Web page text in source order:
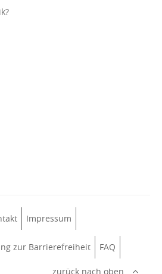
Impressum
zur Barrierefreiheit FAQ
zurück nach oben